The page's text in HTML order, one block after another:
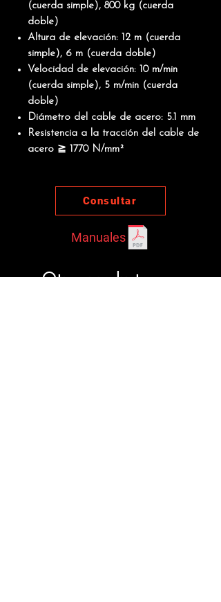
(cuerda simple), 800 kg (cuerda
doble)
Altura de elevación: 12 m (cuerda
simple), 6 m (cuerda doble)
Velocidad de elevación: 10 m/min
(cuerda simple), 5 m/min (cuerda
doble)
Diámetro del cable de acero: 5.1 mm
Resistencia a la tracción del cable de
acero ≧ 1770 N/mm²
Consultar
Manuales
Otros productos